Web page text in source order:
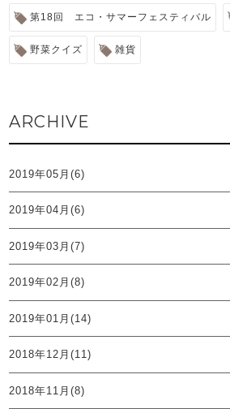
第18回 エコ・サマーフェスティバル
野菜クイズ 雑貨
ARCHIVE
2019年05月(6)
2019年04月(6)
2019年03月(7)
2019年02月(8)
2019年01月(14)
2018年12月(11)
2018年11月(8)